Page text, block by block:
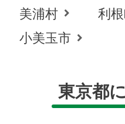
美浦村
利
小美玉市
東京都に